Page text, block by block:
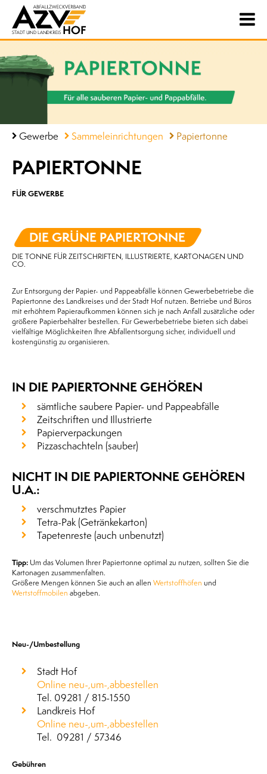
Gewerbe Sammeleinrichtungen Papiertonne
PAPIERTONNE
FÜR GEWERBE
DIE GRÜNE PAPIERTONNE
DIE TONNE FÜR ZEITSCHRIFTEN, ILLUSTRIERTE, KARTONAGEN UND
CO.
Zur Entsorgung der Papier- und Pappeabfälle können Gewerbebetriebe die
Papiertonne des Landkreises und der Stadt Hof nutzen. Betriebe und Büros
mit erhöhtem Papieraufkommen können sich je nach Anfall zusätzliche oder
größere Papierbehälter bestellen. Für Gewerbebetriebe bieten sich dabei
vielfältige Möglichkeiten Ihre Abfallentsorgung sicher, individuell und
kostengünstig zu organisieren.
IN DIE PAPIERTONNE GEHÖREN
sämtliche saubere Papier- und Pappeabfälle
Zeitschriften und Illustrierte
Papierverpackungen
Pizzaschachteln (sauber)
NICHT IN DIE PAPIERTONNE GEHÖREN
U.A.:
verschmutztes Papier
Tetra-Pak (Getränkekarton)
Tapetenreste (auch unbenutzt)
Tipp: Um das Volumen Ihrer Papiertonne optimal zu nutzen, sollten Sie die
Kartonagen zusammenfalten.
Größere Mengen können Sie auch an allen Wertstoffhöfen und
Wertstoffmobilen abgeben.
Neu-/Umbestellung
Stadt Hof
Online neu-,um-,abbestellen
Tel. 09281 / 815-1550
Landkreis Hof
Online neu-,um-,abbestellen
Tel. 09281 / 57346
Gebühren